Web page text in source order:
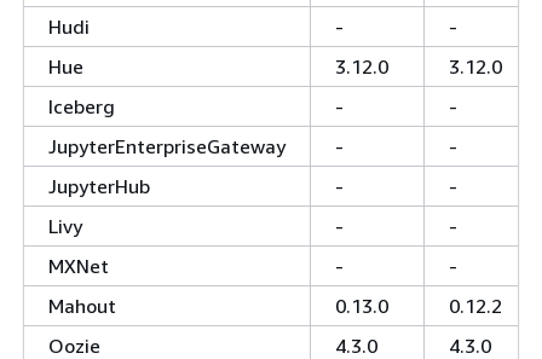
Hudi
-
-
Hue
3.12.0
3.12.0
Iceberg
-
-
JupyterEnterpriseGateway
-
-
JupyterHub
-
-
Livy
-
-
MXNet
-
-
Mahout
0.13.0
0.12.2
Oozie
4.3.0
4.3.0